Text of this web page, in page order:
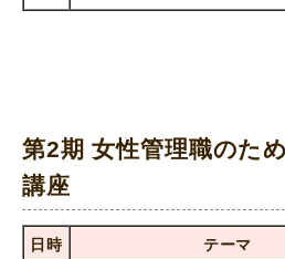
第2期 女性管理職のた
講座
日時 テーマ